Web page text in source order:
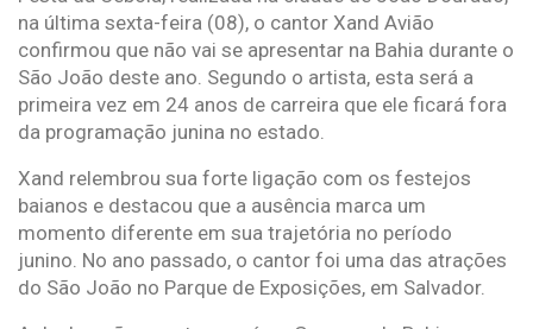
na última sexta-feira (08), o cantor Xand Avião
confirmou que não vai se apresentar na Bahia durante o
São João deste ano. Segundo o artista, esta será a
primeira vez em 24 anos de carreira que ele ficará fora
da programação junina no estado.
Xand relembrou sua forte ligação com os festejos
baianos e destacou que a ausência marca um
momento diferente em sua trajetória no período
junino. No ano passado, o cantor foi uma das atrações
do São João no Parque de Exposições, em Salvador.